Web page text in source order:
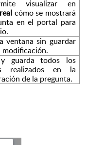
cómo se mostrará
en el portal para
ventana sin guardar
modificación.
guarda todos los
realizados en la
de la pregunta.